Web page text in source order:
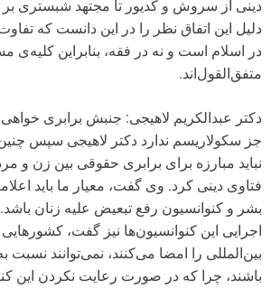
دینی از سروش و کدیور تا مجتهد شبستری بر
دلیل این اتفاق نظر را در این دانست که
در اسلام است و نه در فقه، بنابراین کلیه‌ی
متفق‌القول‌اند.
دکتر عبدالکریم لاهیجی: جنبش برابری
جز سکولاریسم ندارد دکتر لاهیجی سپس
نباید مبارزه برای برابری حقوقی بین زن و
فتاوی دینی کرد. وی گفت، معیار ما باید
بشر و کنوانسیون رفع تبعیض علیه زنان
اجرایی این کنوانسیون‌ها نیز گفت،
بین‌المللی را امضا می‌کنند، نمی‌توانند نسبت
باشند، چرا که در صورت رعایت نکردن این